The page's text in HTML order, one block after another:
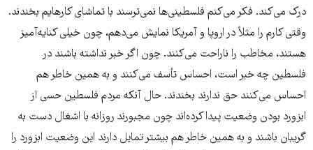
درک می‌کند. فکر می‌کنم فلسطینی‌ها نمی‌ترسند با تماشای کارهایم بخندند.
وقتی کارم را مثلاً در اروپا و آمریکا نمایش می‌دهم، چون خیلی کنایه‌آمیز
هستند، مخاطب را ناراحت می‌کنند. چون اگر خبر نداشته باشند در
فلسطین چه خبر است، احساس تأسف می‌کنند و به همین خاطر هم
احساس می‌کنند حق ندارند بخندند. حال آنکه مردم فلسطین حسی از
ابزورد بودن وضعیت پیدا کرده‌اند چون مجبورند روزانه با اشغال دست به
گریبان باشند و به همین خاطر هم بیشتر تمایل دارند این وضعیت ابزورد را